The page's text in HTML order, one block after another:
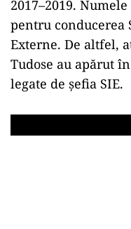
2017–2019.
pentru
Externe. De altfel,
Tudose au apărut
legate de șefia SIE.